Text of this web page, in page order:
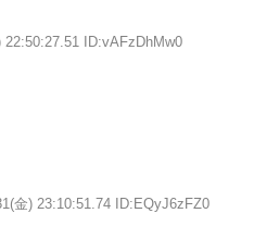
22:50:27.51 ID:vAFzDhMw0
金) 23:10:51.74 ID:EQyJ6zFZ0